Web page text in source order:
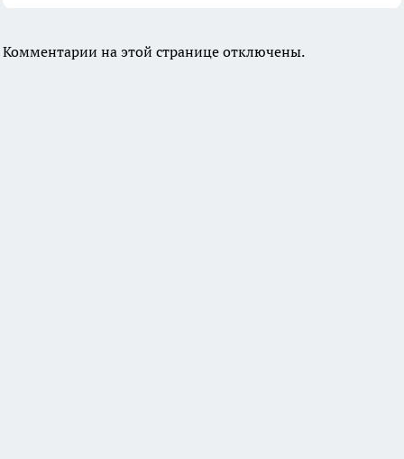
Комментарии на этой странице отключены.